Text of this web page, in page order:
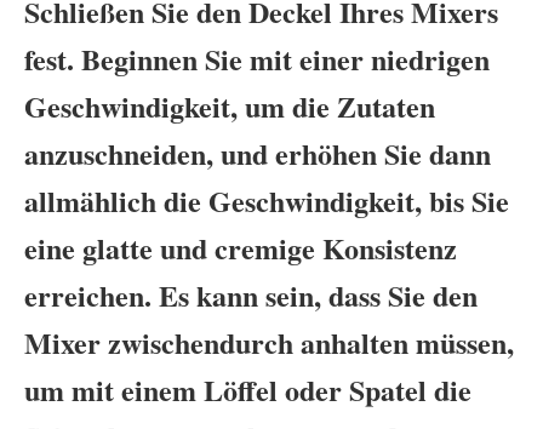
Schließen Sie den Deckel Ihres Mixers
fest. Beginnen Sie mit einer niedrigen
Geschwindigkeit, um die Zutaten
anzuschneiden, und erhöhen Sie dann
allmählich die Geschwindigkeit, bis Sie
eine glatte und cremige Konsistenz
erreichen. Es kann sein, dass Sie den
Mixer zwischendurch anhalten müssen,
um mit einem Löffel oder Spatel die